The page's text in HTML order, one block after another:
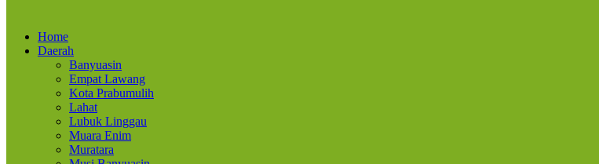
Home
Daerah
Banyuasin
Empat Lawang
Kota Prabumulih
Lahat
Lubuk Linggau
Muara Enim
Muratara